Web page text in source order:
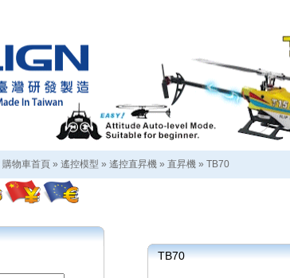
購物車首頁 » 遙控模型 » 遙控直昇機 » 直昇機 » TB70
TB70